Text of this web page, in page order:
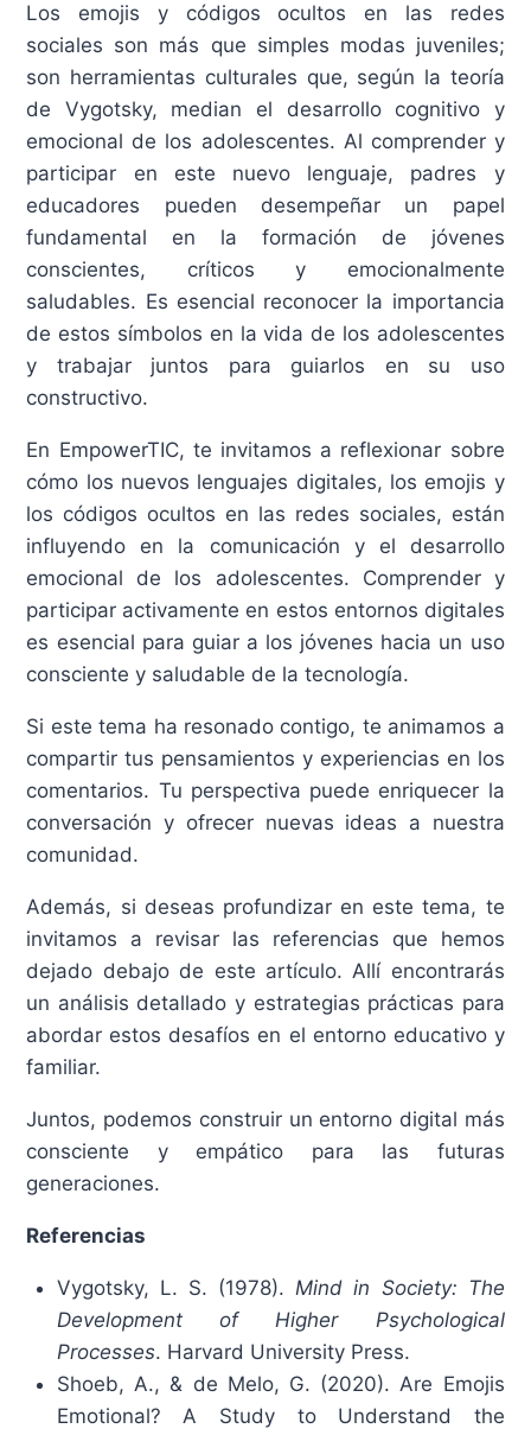
Los emojis y códigos ocultos en las redes
sociales son más que simples modas juveniles;
son herramientas culturales que, según la teoría
de Vygotsky, median el desarrollo cognitivo y
emocional de los adolescentes. Al comprender y
participar en este nuevo lenguaje, padres y
educadores pueden desempeñar un papel
fundamental en la formación de jóvenes
conscientes, críticos y emocionalmente
saludables. Es esencial reconocer la importancia
de estos símbolos en la vida de los adolescentes
y trabajar juntos para guiarlos en su uso
constructivo.
En EmpowerTIC, te invitamos a reflexionar sobre
cómo los nuevos lenguajes digitales, los emojis y
los códigos ocultos en las redes sociales, están
influyendo en la comunicación y el desarrollo
emocional de los adolescentes. Comprender y
participar activamente en estos entornos digitales
es esencial para guiar a los jóvenes hacia un uso
consciente y saludable de la tecnología.​
Si este tema ha resonado contigo, te animamos a
compartir tus pensamientos y experiencias en los
comentarios. Tu perspectiva puede enriquecer la
conversación y ofrecer nuevas ideas a nuestra
comunidad.​
Además, si deseas profundizar en este tema, te
invitamos a revisar las referencias que hemos
dejado debajo de este artículo. Allí encontrarás
un análisis detallado y estrategias prácticas para
abordar estos desafíos en el entorno educativo y
familiar.​
Juntos, podemos construir un entorno digital más
consciente y empático para las futuras
generaciones.
Referencias
Vygotsky, L. S. (1978).Mind in Society: The
Development of Higher Psychological
Processes. Harvard University Press.
Shoeb, A., & de Melo, G. (2020). Are Emojis
Emotional? A Study to Understand the